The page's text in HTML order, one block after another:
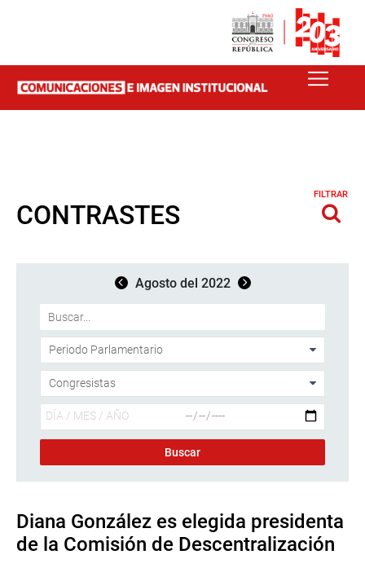
CONTRASTES
FILTRAR
Agosto del 2022
Diana González es elegida presidenta
de la Comisión de Descentralización